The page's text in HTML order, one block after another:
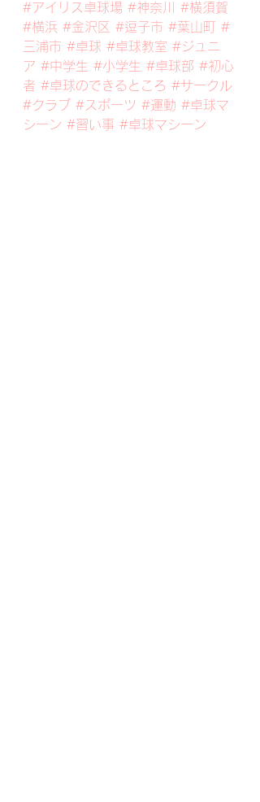
#アイリス卓球場 #神奈川
#横須賀
#横浜 #金沢区 #逗子市 #葉山町
#
三浦市 #卓球 #卓球教室 #ジュニ
ア #中学生 #小学生 #卓球部 #初心
者 #卓球のできるところ #サークル
#クラブ #スポーツ #運動 #卓球マ
シーン #習い事 #卓球マシーン